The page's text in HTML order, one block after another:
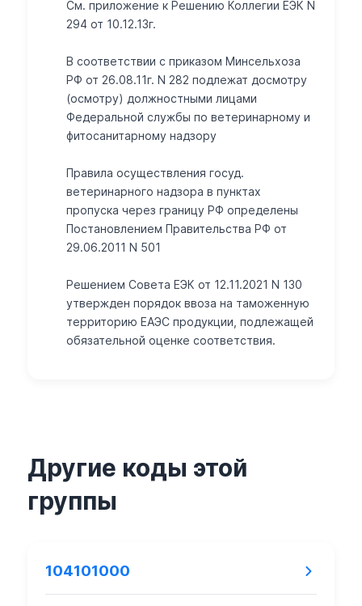
Cм. приложение к Решению Коллегии ЕЭК N
294 от 10.12.13г.
В соответствии с приказом Минсельхоза
РФ от 26.08.11г. N 282 подлежат досмотру
(осмотру) должностными лицами
Федеральной службы по ветеринарному и
фитосанитарному надзору
Правила осуществления госуд.
ветеринарного надзора в пунктах
пропуска через границу РФ определены
Постановлением Правительства РФ от
29.06.2011 N 501
Решением Совета ЕЭК от 12.11.2021 N 130
утвержден порядок ввоза на таможенную
территорию ЕАЭС продукции, подлежащей
обязательной оценке соответствия.
Другие коды этой
группы
104101000